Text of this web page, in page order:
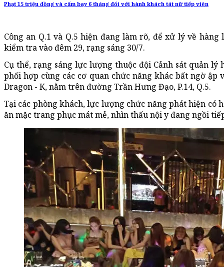
Phạt 15 triệu đồng và cấm bay 6 tháng đối với hành khách tát nữ tiếp viên
Công an Q.1 và Q.5 hiện đang làm rõ, để xử lý về
kiểm tra vào đêm 29, rạng sáng 30/7.
Cụ thể, rạng sáng lực lượng thuộc đội Cảnh sát quản
phối hợp cùng các cơ quan chức năng khác bất ngờ
Dragon - K, nằm trên đường Trần Hưng Đạo, P.14, Q.5.
Tại các phòng khách, lực lượng chức năng phát hiện có
ăn mặc trang phục mát mẻ, nhìn thấu nội y đang ngồi